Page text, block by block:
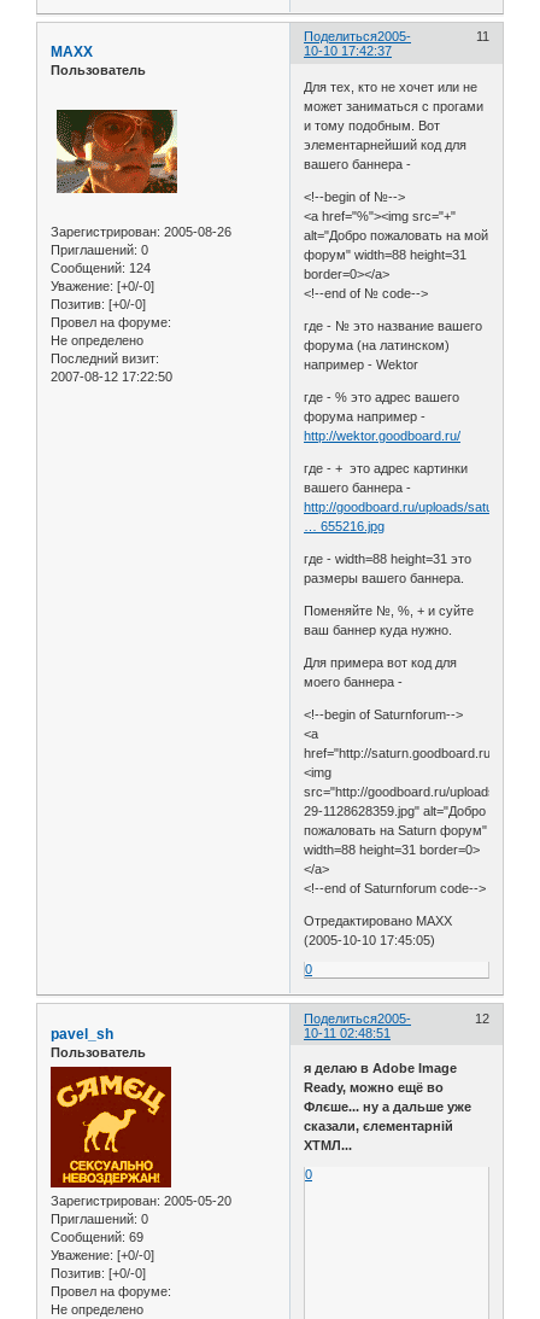
Поделиться 11
2005-
10-10 17:42:37
MAXX
Пользователь
Зарегистрирован: 2005-08-26
Приглашений: 0
Сообщений: 124
Уважение: [+0/-0]
Позитив: [+0/-0]
Провел на форуме:
Не определено
Последний визит:
2007-08-12 17:22:50
Для тех, кто не хочет или не
может заниматься с прогами
и тому подобным. Вот
элементарнейший код для
вашего баннера -
<!--begin of №-->
<a href="%"><img src="+"
alt="Добро пожаловать на мой
форум" width=88 height=31
border=0></a>
<!--end of № code-->
где - № это название вашего
форума (на латинском)
например - Wektor
где - % это адрес вашего
форума например -
http://wektor.goodboard.ru/
где - + это адрес картинки
вашего баннера -
http://goodboard.ru/uploads/saturn/post
… 655216.jpg
где - width=88 height=31 это
размеры вашего баннера.
Поменяйте №, %, + и суйте
ваш баннер куда нужно.
Для примера вот код для
моего баннера -
<!--begin of Saturnforum-->
<a
href="http://saturn.goodboard.ru/">
<img
src="http://goodboard.ru/uploads/
29-1128628359.jpg" alt="Добро
пожаловать на Saturn форум"
width=88 height=31 border=0>
</a>
<!--end of Saturnforum code-->
Отредактировано MAXX
(2005-10-10 17:45:05)
0
Поделиться 12
2005-
10-11 02:48:51
pavel_sh
Пользователь
Зарегистрирован: 2005-05-20
Приглашений: 0
Сообщений: 69
Уважение: [+0/-0]
Позитив: [+0/-0]
Провел на форуме:
Не определено
я делаю в Adobe Image
Ready, можно ещё во
Флєше... ну а дальше уже
сказали, єлементарній
ХТМЛ...
0